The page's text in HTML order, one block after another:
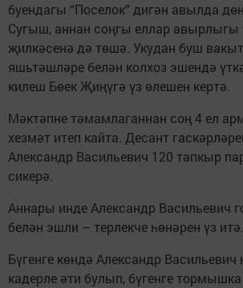
буендагы “Поселок” дигән авылда
Сугыш, аннан соңгы еллар авырлыгы
җилкәсенә дә төшә. Укудан буш
яшьтәшләре белән колхоз эшендә
килеш Бөек Җиңүгә үз өлешен кертә.
Мәктәпне тәмамлаганнан соң 4 ел
хезмәт итеп кайта. Десант
Александр Васильевич 120 тапкыр
сикерә.
Аннары инде Александр Васильевич
белән эшли – терлекче һөнәрен үз итә.
Бүгенге көндә Александр
кадерле әти булып, бүгенге